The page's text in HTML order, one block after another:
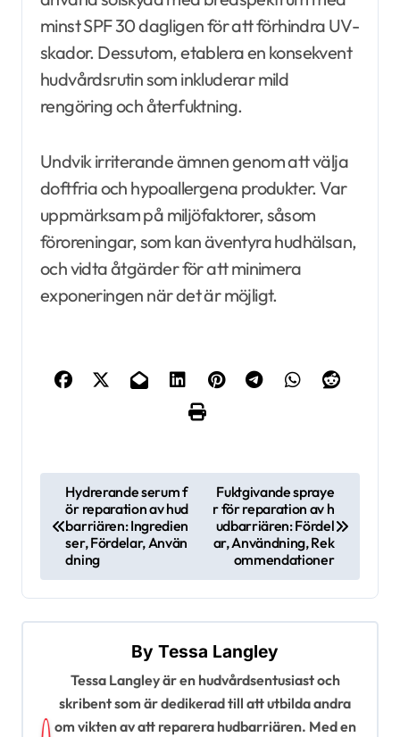
minst SPF 30 dagligen för att förhindra UV-
skador. Dessutom, etablera en konsekvent
hudvårdsrutin som inkluderar mild
rengöring och återfuktning.
Undvik irriterande ämnen genom att välja
doftfria och hypoallergena produkter. Var
uppmärksam på miljöfaktorer, såsom
föroreningar, som kan äventyra hudhälsan,
och vidta åtgärder för att minimera
exponeringen när det är möjligt.
t
n
g
Hydrerande serum f
ör reparation av hud
barriären: Ingredien
ser, Fördelar, Använ
dning
Fuktgivande spraye
r för reparation av h
udbarriären: Fördel
ar, Användning, Rek
ommendationer
ByTessa Langley
Tessa Langley är en hudvårdsentusiast och
skribent som är dedikerad till att utbilda andra
om vikten av att reparera hudbarriären. Med en